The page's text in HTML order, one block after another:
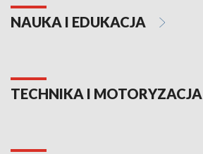
NAUKA I EDUKACJA
TECHNIKA I MOTORYZACJA